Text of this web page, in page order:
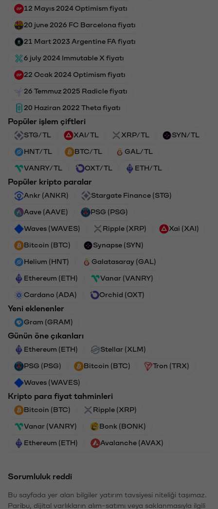
12 Mayıs 2024 Optimism fiyatı
20 june 2026 FC Barcelona fiyatı
21 Mart 2023 Argentine FA fiyatı
6 july 2024 Immutable X fiyatı
22 Ocak 2024 Optimism fiyatı
26 Temmuz 2025 Radicle fiyatı
20 Haziran 2022 Theta fiyatı
Popüler işlem çiftleri
STG/TL XAI/TL XRP/TL SYN/TL
HNT/TL BTC/TL GAL/TL
VANRY/TL OXT/TL ETH/TL
Popüler kripto paralar
Ankr (ANKR) Stargate Finance (STG)
Aave (AAVE) PSG (PSG)
Waves (WAVES) Ripple (XRP) Xai (XAI)
Bitcoin (BTC) Synapse (SYN)
Helium (HNT) Galatasaray (GAL)
Ethereum (ETH) Vanar (VANRY)
Cardano (ADA) Orchid (OXT)
Yeni eklenenler
Gram (GRAM)
Günün öne çıkanları
Ethereum (ETH) Stellar (XLM)
PSG (PSG) Bitcoin (BTC) Tron (TRX)
Waves (WAVES)
Kripto para fiyat tahminleri
Bitcoin (BTC) Ripple (XRP)
Vanar (VANRY) Bonk (BONK)
Ethereum (ETH) Avalanche (AVAX)
Sorumluluk reddi
Bu sayfada yer alan bilgiler yatırım tavsiyesi niteliği taşımaz.
Paribu, dijital varlıkların alım-satımı veya saklanmasıyla ilgili